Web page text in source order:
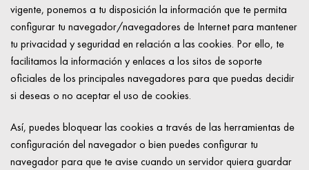
vigente, ponemos a tu disposición la información que te permita
configurar tu navegador/navegadores de Internet para mantener
tu privacidad y seguridad en relación a las cookies. Por ello, te
facilitamos la información y enlaces a los sitos de soporte
oficiales de los principales navegadores para que puedas decidir
si deseas o no aceptar el uso de cookies.
Así, puedes bloquear las cookies a través de las herramientas de
configuración del navegador o bien puedes configurar tu
navegador para que te avise cuando un servidor quiera guardar